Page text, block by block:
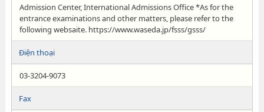
Admission Center, International Admissions Office *As for the
entrance examinations and other matters, please refer to the
following websaite. https://www.waseda.jp/fsss/gsss/
Điện thoại
03-3204-9073
Fax